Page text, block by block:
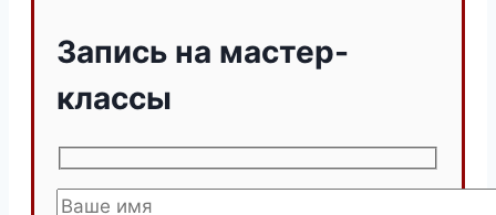
Запись на мастер-
классы